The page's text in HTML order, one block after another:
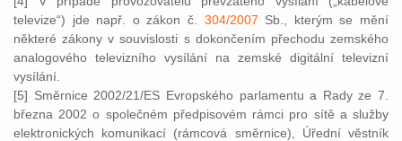
televize“) jde např. o zákon č. 304/2007 Sb., kterým se mění
některé zákony v souvislosti s dokončením přechodu zemského
analogového televizního vysílání na zemské digitální televizní
vysílání.
[5] Směrnice 2002/21/ES Evropského parlamentu a Rady ze 7.
března 2002 o společném předpisovém rámci pro sítě a služby
elektronických komunikací (rámcová směrnice), Úřední věstník